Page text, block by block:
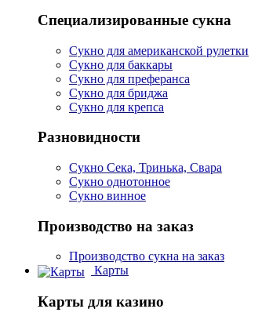
Специализированные сукна
Сукно для американской рулетки
Сукно для баккары
Сукно для преферанса
Сукно для бриджа
Сукно для крепса
Разновидности
Сукно Сека, Тринька, Свара
Сукно однотонное
Сукно винное
Производство на заказ
Производство сукна на заказ
Карты
Карты для казино